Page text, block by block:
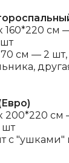
см
см — 2
см
шт
с "ушками"